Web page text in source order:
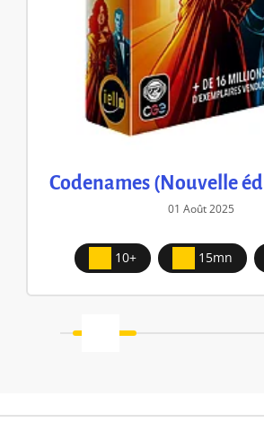
Codenames (Nouvelle
01 Août 2025
10+ 15mn